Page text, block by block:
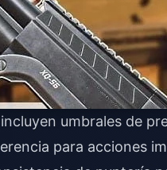
umbrales de
para acciones